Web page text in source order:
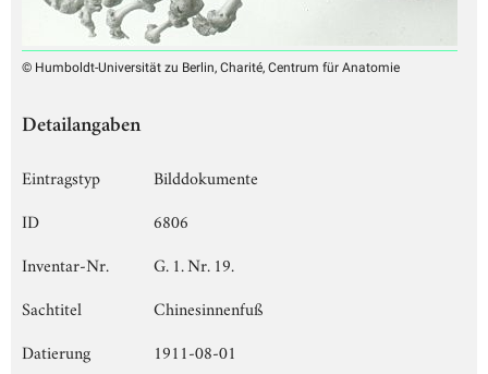
© Humboldt-Universität zu Berlin, Charité, Centrum für Anatomie
Detailangaben
Eintragstyp
Bilddokumente
ID
6806
Inventar-Nr.
G. 1. Nr. 19.
Sachtitel
Chinesinnenfuß
Datierung
1911-08-01